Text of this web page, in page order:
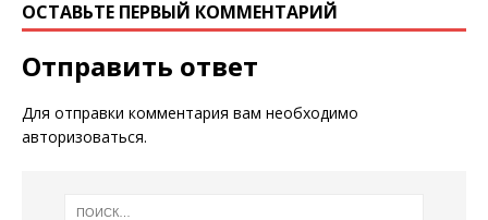
ОСТАВЬТЕ ПЕРВЫЙ КОММЕНТАРИЙ
Отправить ответ
Для отправки комментария вам необходимо
авторизоваться.